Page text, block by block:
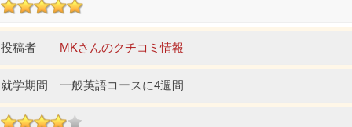
MKさんのクチコミ情報
一般英語コースに4週間